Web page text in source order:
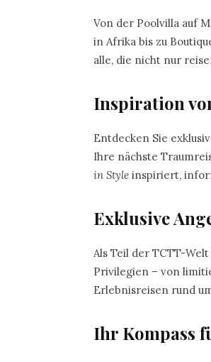
Von der Poolvilla auf
in Afrika bis zu
alle, die nicht nur
Inspiration
Entdecken Sie
Ihre nächste
in Style inspiriert,
Exklusive
Als Teil der TCTT-
Privilegien – von
Erlebnisreisen rund
Ihr Kompass